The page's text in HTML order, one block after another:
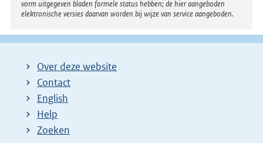
vorm uitgegeven bladen formele status hebben; de hier aangeboden
elektronische versies daarvan worden bij wijze van service aangeboden.
Over deze website
Contact
English
Help
Zoeken